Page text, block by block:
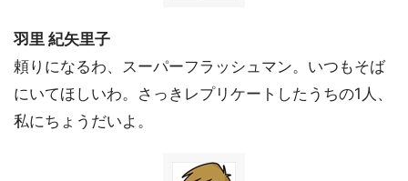
羽里 紀矢里子
頼りになるわ、スーパーフラッシュマン。いつもそば
にいてほしいわ。さっきレプリケートしたうちの1人、
私にちょうだいよ。